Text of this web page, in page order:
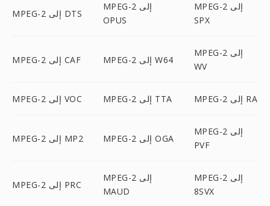
MPEG-2 إلى DTS
MPEG-2 إلى
OPUS
MPEG-2 إلى
SPX
MPEG-2 إلى CAF MPEG-2 إلى W64
MPEG-2 إلى
WV
MPEG-2 إلى VOC MPEG-2 إلى TTA MPEG-2 إلى RA
MPEG-2 إلى MP2 MPEG-2 إلى OGA
MPEG-2 إلى
PVF
MPEG-2 إلى PRC
MPEG-2 إلى
MAUD
MPEG-2 إلى
8SVX